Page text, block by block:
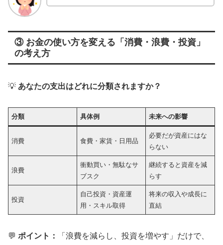
③ お金の使い方を変える「消費・浪費・投資」
の考え方
💡 あなたの支出はどれに分類されますか？
分類 具体例 未来への影響
消費 食費・家賃・日用品
必要だが資産にはな
らない
浪費
衝動買い・無駄なサ
ブスク
継続すると資産を減
らす
投資
自己投資・資産運
用・スキル取得
将来の収入や成長に
直結
💬 ポイント：
「浪費を減らし、投資を増やす」だけで、